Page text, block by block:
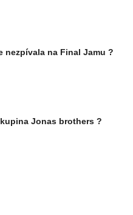
nezpívala na Final Jamu ?
Jonas brothers ?